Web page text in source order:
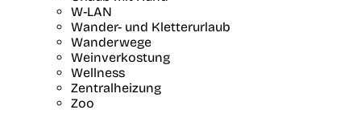
W-LAN
Wander- und Kletterurlaub
Wanderwege
Weinverkostung
Wellness
Zentralheizung
Zoo